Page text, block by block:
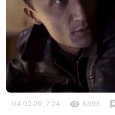
04.02.20, 7:24 6393